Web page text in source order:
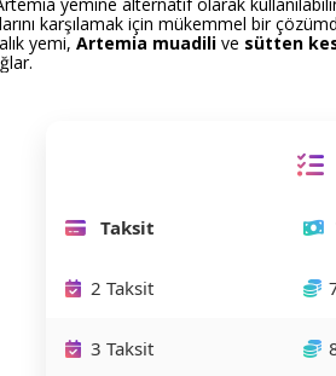
karşılamak için mükemmel bir
yemi, Artemia muadili ve sütten
Taksit
2 Taksit
3 Taksit